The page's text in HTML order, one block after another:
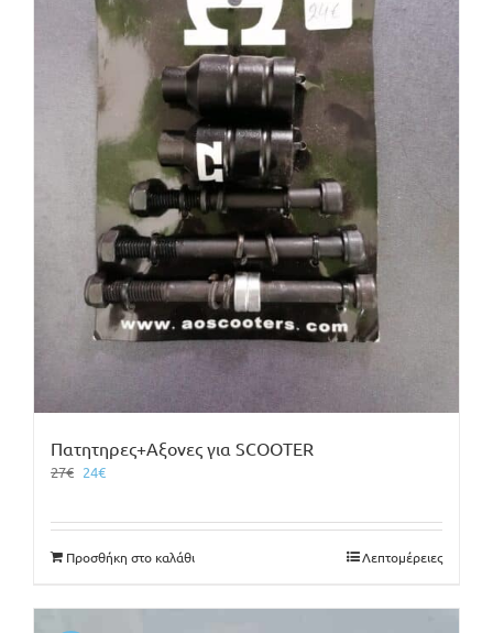
Πατητηρες+Αξονες για SCOOTER
27€ Original
27€.
24€Η
είναι:
24€.
Προσθήκη στο καλάθι Λεπτομέρειες